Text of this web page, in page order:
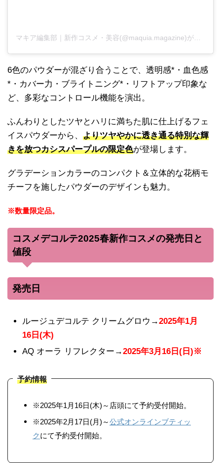
6色のパウダーが混ざり合うことで、透明感*・血色感
*・カバー力・ブライトニング*・リフトアップ印象な
ど、多彩なコントロール機能を演出。
ふんわりとしたツヤとハリに満ちた肌に仕上げるフェ
イスパウダーから、 よりツヤやかに透き通る特別な輝
きを放つカシスパープルの限定色が登場します。
グラデーションカラーのコンパクト＆立体的な花柄モ
チーフを施したパウダーのデザインも魅力。
※数量限定品。
コスメデコルテ2025春新作コスメの発売日と
値段
発売日
ルージュデコルテ クリームグロウ→2025年1月
16日(木)
AQ オーラ リフレクター→2025年3月16日(日)※
予約情報
※2025年1月16日(木)～店頭にて予約受付開始。
※2025年2月17日(月)～公式オンラインブティッ
クにて予約受付開始。